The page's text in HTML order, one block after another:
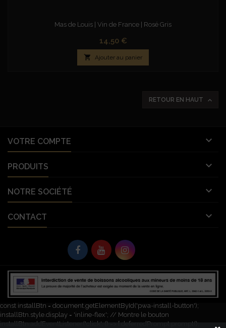
Mas de Louis | Vin de France | Rosé Gris
Prix
14,50 €
 Ajouter au panier
RETOUR EN HAUT 
VOTRE COMPTE 
PRODUITS 
NOTRE SOCIÉTÉ 
CONTACT 
© Copyright 2026 Vignobles Vellas France. Tous droits réservés. L'abus
d’alcool est dangereux pour la santé. À consommer avec modération.
let deferredPrompt; window.addEventListener('beforeinstallprompt', (e) => {
e.preventDefault(); // Empêche l'invite automatique deferredPrompt = e;
const installBtn = document.getElementById('pwa-install-button');
installBtn.style.display = 'inline-flex'; // Montre le bouton
installBtn.addEventListener('click', () => { deferredPrompt.prompt();